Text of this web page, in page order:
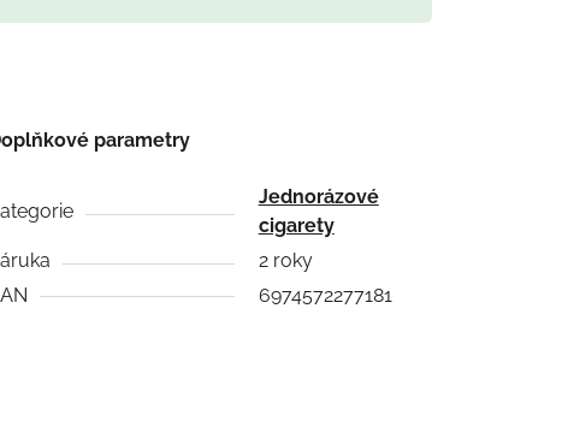
parametry
Jednorázové
cigarety
2 roky
6974572277181